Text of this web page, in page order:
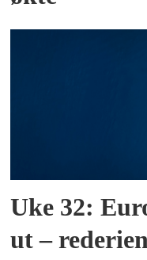
Uke 32:
ut –